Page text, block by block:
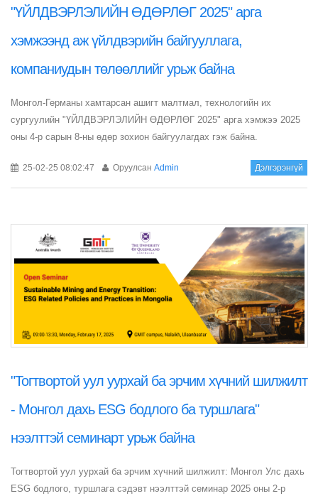
"ҮЙЛДВЭРЛЭЛИЙН ӨДӨРЛӨГ 2025" арга
хэмжээнд аж үйлдвэрийн байгууллага,
компаниудын төлөөллийг урьж байна
Монгол-Германы хамтарсан ашигт малтмал, технологийн их
сургуулийн "ҮЙЛДВЭРЛЭЛИЙН ӨДӨРЛӨГ 2025" арга хэмжээ 2025
оны 4-р сарын 8-ны өдөр зохион байгуулагдах гэж байна.
25-02-25 08:02:47 Оруулсан Admin Дэлгэрэнгүй
"Тогтвортой уул уурхай ба эрчим хүчний шилжилт
- Монгол дахь ESG бодлого ба туршлага"
нээлттэй семинарт урьж байна
Тогтвортой уул уурхай ба эрчим хүчний шилжилт: Монгол Улс дахь
ESG бодлого, туршлага сэдэвт нээлттэй семинар 2025 оны 2-р